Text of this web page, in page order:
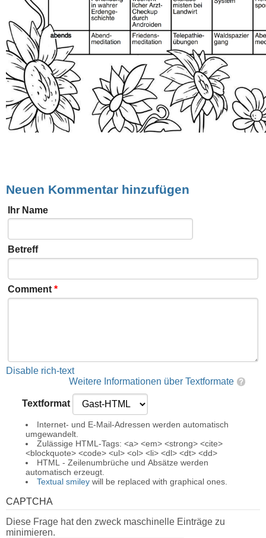
Neuen Kommentar hinzufügen
Ihr Name
Betreff
Comment*
Disable rich-text
Weitere Informationen über Textformate
Textformat
Internet- und E-Mail-Adressen werden automatisch
umgewandelt.
Zulässige HTML-Tags: <a> <em> <strong> <cite>
<blockquote> <code> <ul> <ol> <li> <dl> <dt> <dd>
HTML - Zeilenumbrüche und Absätze werden
automatisch erzeugt.
Textual smiley will be replaced with graphical ones.
CAPTCHA
Diese Frage hat den zweck maschinelle Einträge zu
minimieren.